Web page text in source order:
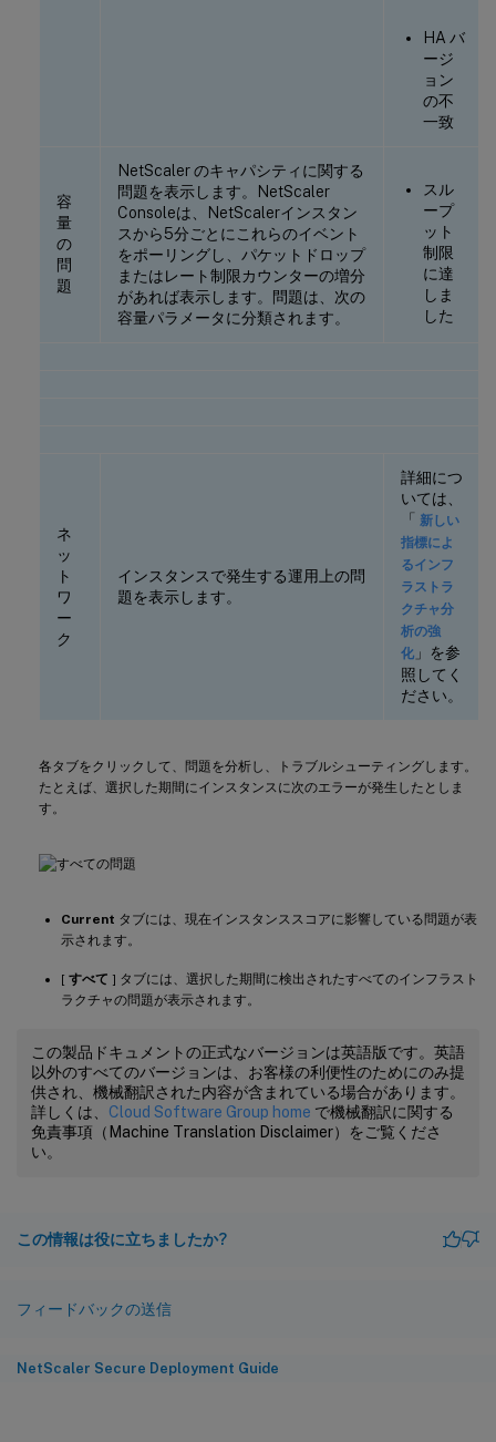
HA バ
ージ
ョン
の不
一致
容
量
の
問
題
NetScaler のキャパシティに関する
問題を表示します。NetScaler
Consoleは、NetScalerインスタン
スから5分ごとにこれらのイベント
をポーリングし、パケットドロップ
またはレート制限カウンターの増分
があれば表示します。問題は、次の
容量パラメータに分類されます。
スル
ープ
ット
制限
に達
しま
した
ネ
ッ
ト
ワ
ー
ク
インスタンスで発生する運用上の問
題を表示します。
詳細につ
いては、
「
新しい
指標によ
るインフ
ラストラ
クチャ分
析の強
化 」を参
照してく
ださい。
各タブをクリックして、問題を分析し、トラブルシューティングします。
たとえば、選択した期間にインスタンスに次のエラーが発生したとしま
す。
Current タブには、現在インスタンススコアに影響している問題が表
示されます。
[ すべて ] タブには、選択した期間に検出されたすべてのインフラスト
ラクチャの問題が表示されます。
この製品ドキュメントの正式なバージョンは英語版です。英語
以外のすべてのバージョンは、お客様の利便性のためにのみ提
供され、機械翻訳された内容が含まれている場合があります。
詳しくは、 Cloud Software Group home で機械翻訳に関する
免責事項（Machine Translation Disclaimer）をご覧くださ
い。
この情報は役に立ちましたか?
フィードバックの送信
NetScaler Secure Deployment Guide